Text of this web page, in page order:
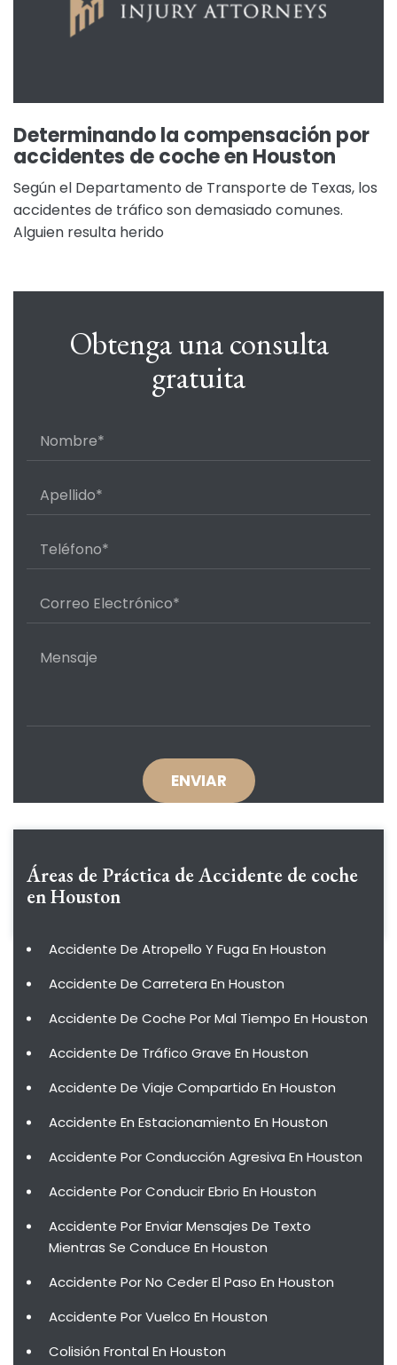
Determinando la compensación por
accidentes de coche en Houston
Según el Departamento de Transporte de Texas, los
accidentes de tráfico son demasiado comunes.
Alguien resulta herido
Obtenga una consulta
gratuita
Áreas de Práctica deAccidente de coche
en Houston
Accidente De Atropello Y Fuga En Houston
Accidente De Carretera En Houston
Accidente De Coche Por Mal Tiempo En Houston
Accidente De Tráfico Grave En Houston
Accidente De Viaje Compartido En Houston
Accidente En Estacionamiento En Houston
Accidente Por Conducción Agresiva En Houston
Accidente Por Conducir Ebrio En Houston
Accidente Por Enviar Mensajes De Texto
Mientras Se Conduce En Houston
Accidente Por No Ceder El Paso En Houston
Accidente Por Vuelco En Houston
Colisión Frontal En Houston